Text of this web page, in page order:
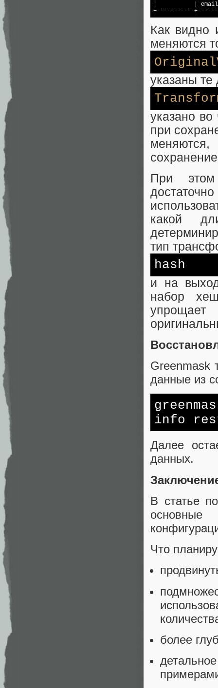
|           | email  |
+-----------
Как видно
меняются
указаны те
указано во
при
При этом
какой
тип
hash
и на
набор
Greenmask
данные из
info
Далее
данных.
В статье
Что
более